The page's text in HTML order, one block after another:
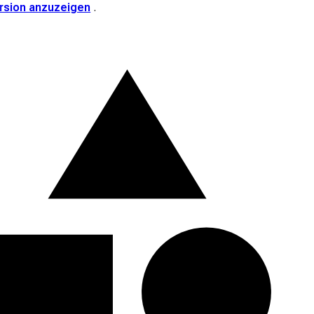
anzuzeigen .